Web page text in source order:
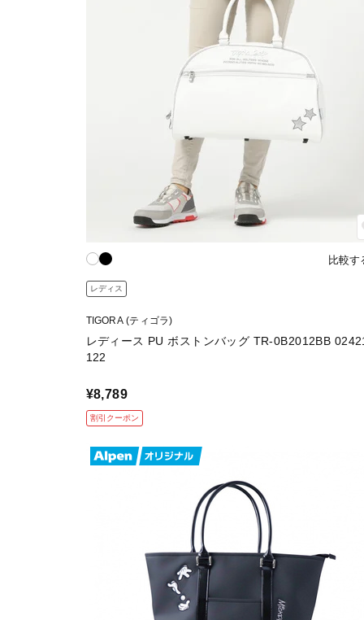
比較す
レディス
TIGORA (ティゴラ)
レディース PU ボストンバッグ TR-0B2012BB
122
¥8,789
割引クーポン